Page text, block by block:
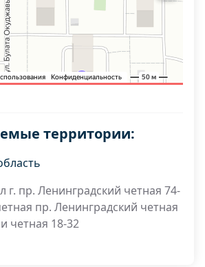
территории:
г. пр. Ленинградский четная 74-
пр. Ленинградский четная
четная 18-32